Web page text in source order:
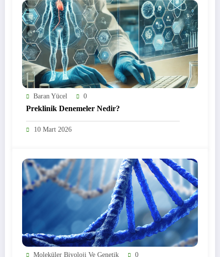
Baran Yücel 0
Preklinik Denemeler Nedir?
10 Mart 2026
Moleküler Biyoloji Ve Genetik 0